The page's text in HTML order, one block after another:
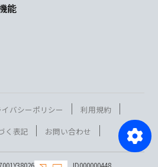
能
バシーポリシー
利用規約
く表記
お問い合わせ